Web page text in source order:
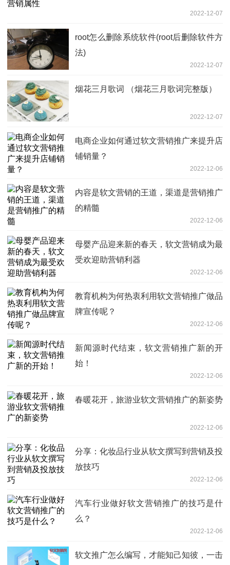
2022-12-07
root怎么删除系统软件(root后删除软件方
法)
2022-12-07
烟花三月歌词 （烟花三月歌词完整版）
2022-12-07
电商企业如何通过软文营销推广来提升店
铺销量？
2022-12-06
内容是软文营销的王道，渠道是营销推广
的精髓
2022-12-06
母婴产品迎来新的春天，软文营销成为最
受欢迎助营销利器
2022-12-06
教育机构为何热衷利用软文营销推广做品
牌宣传呢？
2022-12-06
新闻源时代结束，软文营销推广新的开
始！
2022-12-06
春暖花开，旅游业软文营销推广的新姿势
2022-12-06
分享：化妆品行业从软文撰写到营销及投
放技巧
2022-12-06
汽车行业做好软文营销推广的技巧是什
么？
2022-12-06
软文推广怎么编写，才能知己知彼，一击